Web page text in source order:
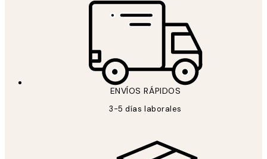
ENVÍOS RÁPIDOS
3-5 días laborales